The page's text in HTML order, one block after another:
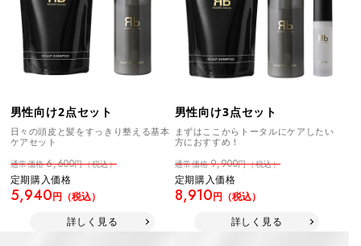
男性向け2点セット
日々の頭皮と髪をすっきり整える基本
ケアセット
通常価格6,600円（税込）
定期購入価格
5,940円（税込）
詳しく見る
男性向け3点セット
まずはここからトータルにケアしたい
方におすすめ！
通常価格9,900円（税込）
定期購入価格
8,910円（税込）
詳しく見る